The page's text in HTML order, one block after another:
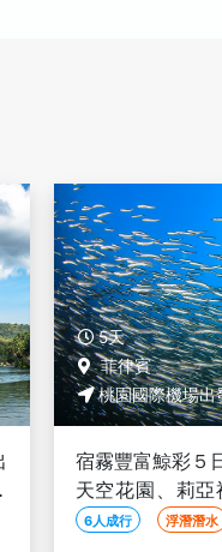
5天
印尼
桃園國際機場出
峇里島能量淨化
吠陀脈輪療法
光煥發、蔬食優
2人成行 SPA按摩